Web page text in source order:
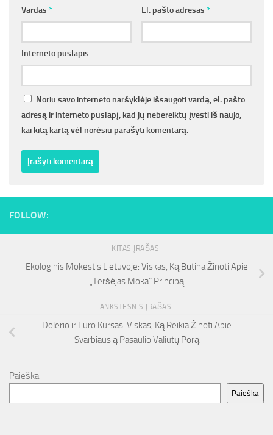
Vardas * El. pašto adresas *
Interneto puslapis
Noriu savo interneto naršyklėje išsaugoti vardą, el. pašto
adresą ir interneto puslapį, kad jų nebereiktų įvesti iš naujo,
kai kitą kartą vėl norėsiu parašyti komentarą.
FOLLOW:
KITAS ĮRAŠAS
Ekologinis Mokestis Lietuvoje: Viskas, Ką Būtina Žinoti Apie
„Teršėjas Moka“ Principą
ANKSTESNIS ĮRAŠAS
Dolerio ir Euro Kursas: Viskas, Ką Reikia Žinoti Apie
Svarbiausią Pasaulio Valiutų Porą
Paieška
Paieška